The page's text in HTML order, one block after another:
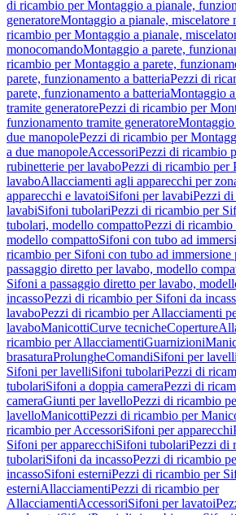
di ricambio per Montaggio a pianale,
generatoreMontaggio a pianale, miscelatore
ricambio per Montaggio a pianale,
monocomandoMontaggio a parete,
ricambio per Montaggio a parete,
parete, funzionamento a batteriaPezzi di
parete, funzionamento a batteriaMontaggio
tramite generatorePezzi di ricambio per
funzionamento tramite generatoreMontaggio
due manopolePezzi di ricambio per
a due manopoleAccessoriPezzi di ricambio
rubinetterie per lavaboPezzi di ricambio per
lavaboAllacciamenti agli apparecchi per
apparecchi e lavatoiSifoni per lavabiPezzi
lavabiSifoni tubolariPezzi di ricambio per
tubolari, modello compattoPezzi di
modello compattoSifoni con tubo ad
ricambio per Sifoni con tubo ad immersione
passaggio diretto per lavabo, modello
Sifoni a passaggio diretto per lavabo,
incassoPezzi di ricambio per Sifoni da
lavaboPezzi di ricambio per Allacciamenti
lavaboManicottiCurve tecnicheCoperture
ricambio per AllacciamentiGuarnizioni
brasaturaProlungheComandiSifoni per lavelli
Sifoni per lavelliSifoni tubolariPezzi di
tubolariSifoni a doppia cameraPezzi di
cameraGiunti per lavelloPezzi di ricambio
lavelloManicottiPezzi di ricambio per
ricambio per AccessoriSifoni per apparecchi
Sifoni per apparecchiSifoni tubolariPezzi di
tubolariSifoni da incassoPezzi di ricambio
incassoSifoni esterniPezzi di ricambio per
esterniAllacciamentiPezzi di ricambio per
AllacciamentiAccessoriSifoni per lavatoi